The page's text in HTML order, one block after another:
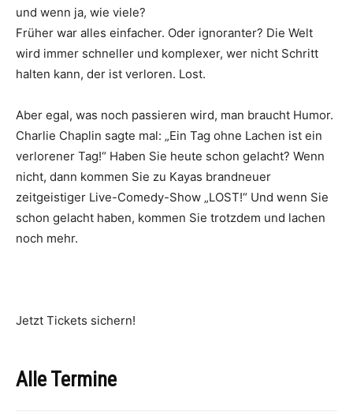
und wenn ja, wie viele?
Früher war alles einfacher. Oder ignoranter? Die Welt
wird immer schneller und komplexer, wer nicht Schritt
halten kann, der ist verloren. Lost.
Aber egal, was noch passieren wird, man braucht Humor.
Charlie Chaplin sagte mal: „Ein Tag ohne Lachen ist ein
verlorener Tag!“ Haben Sie heute schon gelacht? Wenn
nicht, dann kommen Sie zu Kayas brandneuer
zeitgeistiger Live-Comedy-Show „LOST!“ Und wenn Sie
schon gelacht haben, kommen Sie trotzdem und lachen
noch mehr.
Jetzt Tickets sichern!
Alle Termine